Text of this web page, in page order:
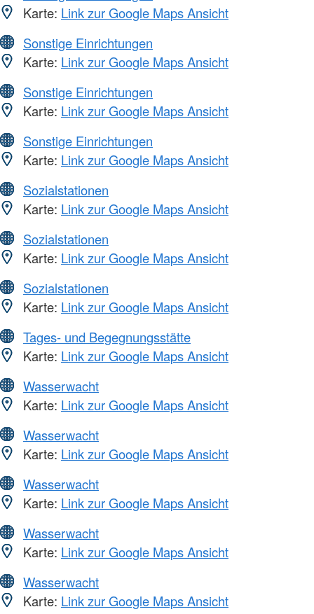
Karte: Link zur Google Maps Ansicht
Sonstige Einrichtungen
Karte: Link zur Google Maps Ansicht
Sonstige Einrichtungen
Karte: Link zur Google Maps Ansicht
Sonstige Einrichtungen
Karte: Link zur Google Maps Ansicht
Sozialstationen
Karte: Link zur Google Maps Ansicht
Sozialstationen
Karte: Link zur Google Maps Ansicht
Sozialstationen
Karte: Link zur Google Maps Ansicht
Tages- und Begegnungsstätte
Karte: Link zur Google Maps Ansicht
Wasserwacht
Karte: Link zur Google Maps Ansicht
Wasserwacht
Karte: Link zur Google Maps Ansicht
Wasserwacht
Karte: Link zur Google Maps Ansicht
Wasserwacht
Karte: Link zur Google Maps Ansicht
Wasserwacht
Karte: Link zur Google Maps Ansicht